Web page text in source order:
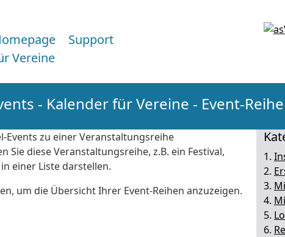
Vereine
Support
- Kalender für Vereine - Event-
Events zu einer Veranstaltungsreihe
Sie diese Veranstaltungsreihe, z.B. ein Festival,
einer Liste darstellen.
um die Übersicht Ihrer Event-Reihen anzuzeigen.
1.
2.
3.
4.
5.
6.